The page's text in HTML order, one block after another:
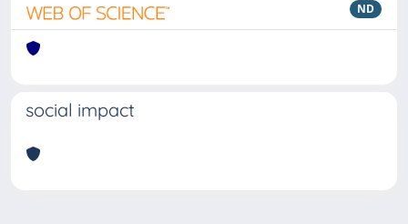
ND
social impact